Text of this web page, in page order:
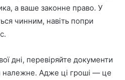
а ваше законне право. У
чинним, навіть попри
дні, перевіряйте документи
належне. Адже ці гроші — це